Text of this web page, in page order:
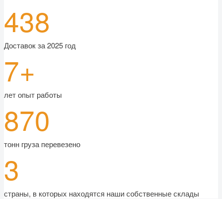
438
Доставок за 2025 год
7+
лет опыт работы
870
тонн груза перевезено
3
страны, в которых находятся наши собственные склады